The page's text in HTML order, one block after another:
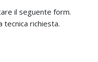
il seguente form.
tecnica richiesta.